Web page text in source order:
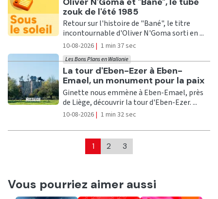
zouk de l'été 1985
Retour sur l'histoire de "Bané", le titre
incontournable d'Oliver N'Goma sorti en ...
10-08-2026 | 1 min 37 sec
Ecouter
La tour d'Eben-Ezer à Eben-
Emael, un monument pour la paix
Les Bons Plans en Wallonie
Ginette nous emmène à Eben-Emael, près
de Liège, découvrir la tour d'Eben-Ezer. ...
10-08-2026 | 1 min 32 sec
1 2 3
Vous pourriez aimer aussi